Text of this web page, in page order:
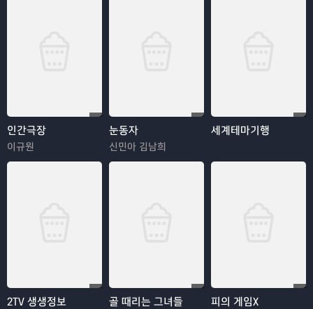
인간극장
이규원
눈동자
신민아 김남희
세계테마기행
2TV 생생정보 골 때리는 그녀들 피의 게임X